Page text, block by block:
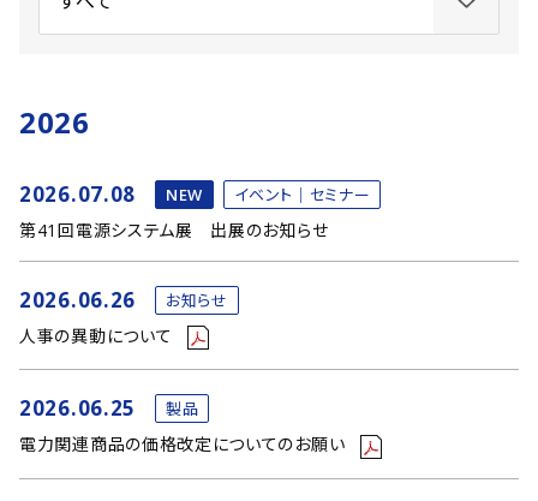
2026
2026.07.08 NEW イベント｜セミナー
第41回電源システム展 出展のお知らせ
2026.06.26 お知らせ
人事の異動について
2026.06.25 製品
電力関連商品の価格改定についてのお願い